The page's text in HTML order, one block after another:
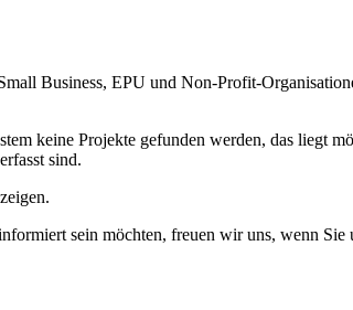
Business, EPU und Non-Profit-
keine Projekte gefunden werden, das liegt
sind.
sein möchten, freuen wir uns, wenn Sie